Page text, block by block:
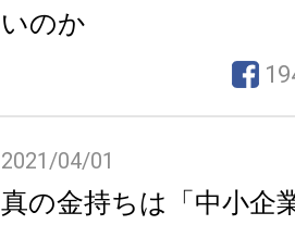
いのか
2021/04/01
真の金持ちは「中小企